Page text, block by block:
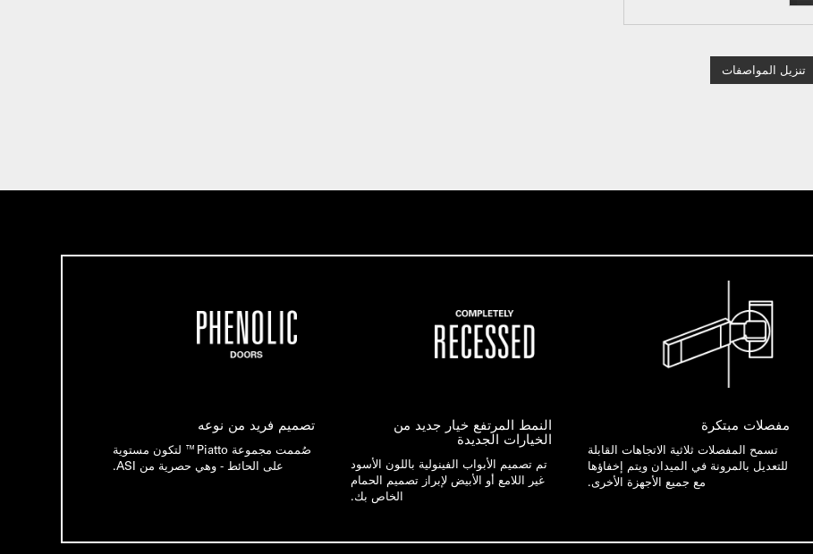
تنزيل المواصفات
تصميم فريد من نوعه
صُممت مجموعة Piatto™ لتكون مستوية
على الحائط - وهي حصرية من ASI.
النمط المرتفع خيار جديد من
الخيارات الجديدة
تم تصميم الأبواب الفينولية باللون الأسود
غير اللامع أو الأبيض لإبراز تصميم الحمام
الخاص بك.
مفصلات مبتكرة
تسمح المفصلات ثلاثية الاتجاهات القابلة
للتعديل بالمرونة في الميدان ويتم إخفاؤها
مع جميع الأجهزة الأخرى.